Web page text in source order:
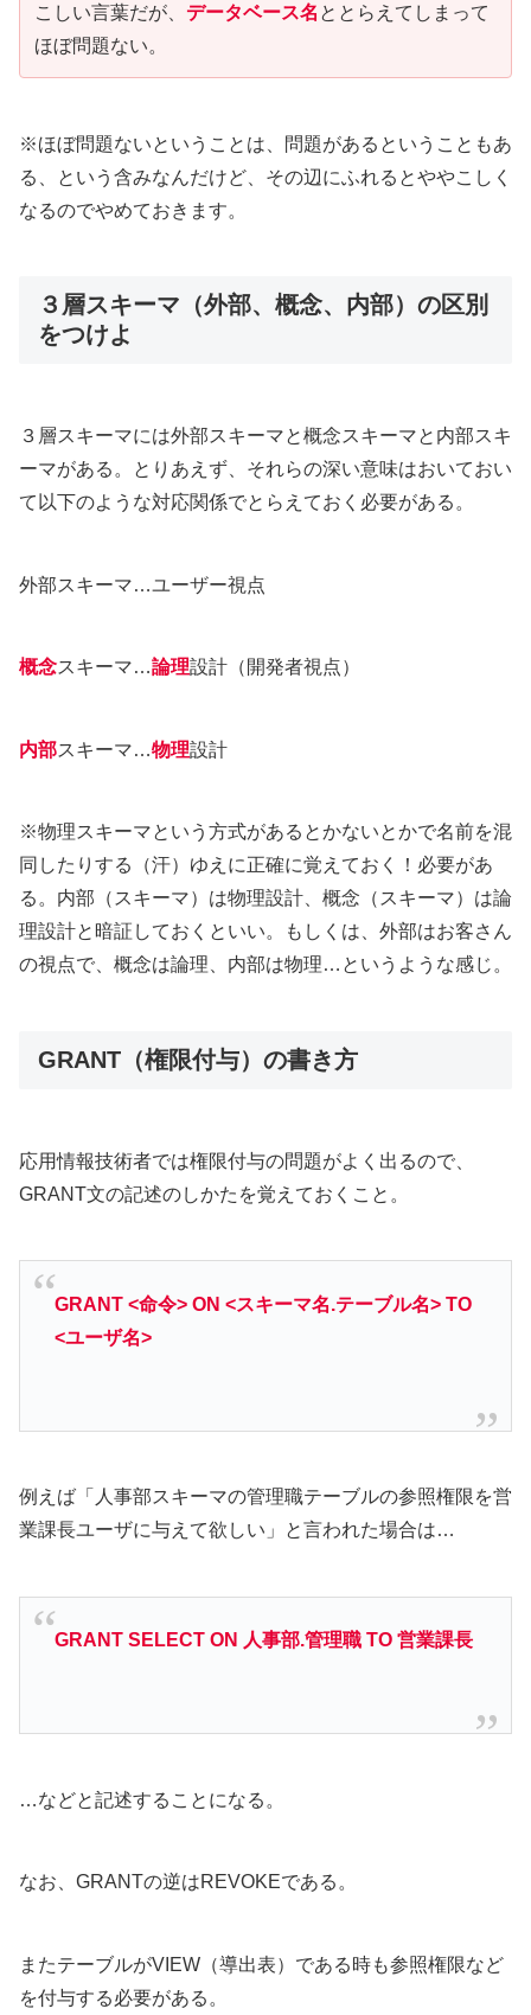
こしい言葉だが、 データベース名 ととらえてしまって
ほぼ問題ない。
※ほぼ問題ないということは、問題があるということもあ
る、という含みなんだけど、その辺にふれるとややこしく
なるのでやめておきます。
３層スキーマ（外部、概念、内部）の区別
をつけよ
３層スキーマには外部スキーマと概念スキーマと内部スキ
ーマがある。とりあえず、それらの深い意味はおいておい
て以下のような対応関係でとらえておく必要がある。
外部スキーマ…ユーザー視点
概念スキーマ…論理設計（開発者視点）
内部スキーマ…物理設計
※物理スキーマという方式があるとかないとかで名前を混
同したりする（汗）ゆえに正確に覚えておく！必要があ
る。内部（スキーマ）は物理設計、概念（スキーマ）は論
理設計と暗証しておくといい。もしくは、外部はお客さん
の視点で、概念は論理、内部は物理…というような感じ。
GRANT（権限付与）の書き方
応用情報技術者では権限付与の問題がよく出るので、
GRANT文の記述のしかたを覚えておくこと。
GRANT <命令> ON <スキーマ名.テーブル名> TO
<ユーザ名>
例えば「人事部スキーマの管理職テーブルの参照権限を営
業課長ユーザに与えて欲しい」と言われた場合は…
GRANT SELECT ON 人事部.管理職 TO 営業課長
…などと記述することになる。
なお、GRANTの逆はREVOKEである。
またテーブルがVIEW（導出表）である時も参照権限など
を付与する必要がある。